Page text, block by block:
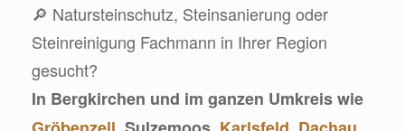
🔎 Natursteinschutz, Steinsanierung oder
Steinreinigung Fachmann in Ihrer Region
gesucht?
In Bergkirchen und im ganzen Umkreis wie